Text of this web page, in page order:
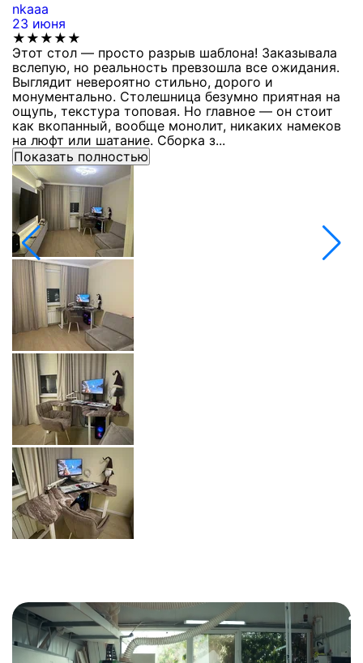
nkaaa
23 июня
★★★★★
Этот стол — просто разрыв шаблона! Заказывала
вслепую, но реальность превзошла все ожидания.
Выглядит невероятно стильно, дорого и
монументально. Столешница безумно приятная на
ощупь, текстура топовая. Но главное — он стоит
как вкопанный, вообще монолит, никаких намеков
на люфт или шатание. Сборка з...
Показать полностью